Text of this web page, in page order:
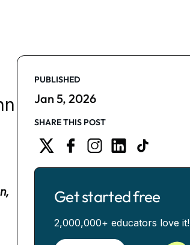
PUBLISHED
Jan 5, 2026
SHARE THIS POST
Get started free
2,000,000+ educators love it!